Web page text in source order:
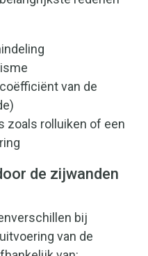
van de
zoals rolluiken of een
de zijwanden
bij
van de